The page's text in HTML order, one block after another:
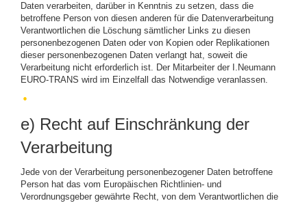
Daten verarbeiten, darüber in Kenntnis zu setzen, dass die
betroffene Person von diesen anderen für die Datenverarbeitung
Verantwortlichen die Löschung sämtlicher Links zu diesen
personenbezogenen Daten oder von Kopien oder Replikationen
dieser personenbezogenen Daten verlangt hat, soweit die
Verarbeitung nicht erforderlich ist. Der Mitarbeiter der I.Neumann
EURO-TRANS wird im Einzelfall das Notwendige veranlassen.
e) Recht auf Einschränkung der
Verarbeitung
Jede von der Verarbeitung personenbezogener Daten betroffene
Person hat das vom Europäischen Richtlinien- und
Verordnungsgeber gewährte Recht, von dem Verantwortlichen die